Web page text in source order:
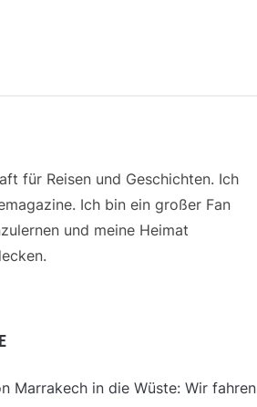
für Reisen und Geschichten. Ich
Ich bin ein großer Fan
und meine Heimat
Marrakech in die Wüste: Wir fahren